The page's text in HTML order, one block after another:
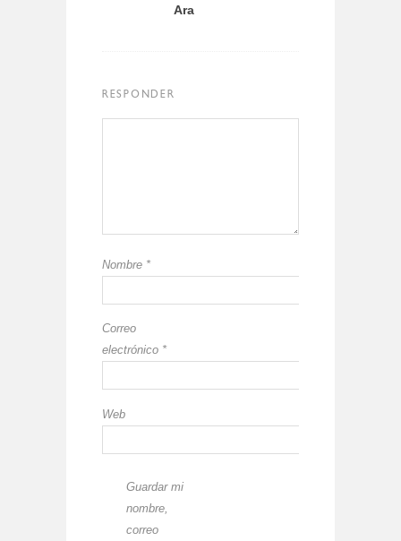
Ara
RESPONDER
Nombre *
Correo
electrónico *
Web
Guardar mi
nombre,
correo